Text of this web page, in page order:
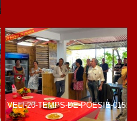
VELI-20-TEMPS-DE-POESIE-015